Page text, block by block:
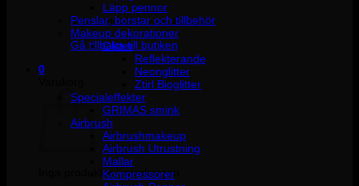
Inga produkter i varukorgen.
Gå tillbaka till butiken
0
Inga produkter i varukorgen.
Läpp pennor
Penslar, borstar och tillbehör
Makeup dekorationer
Glitter
Reflekterande
Neonglitter
Ztirl Bioglitter
Specialeffekter
GRIMAS smink
Airbrush
Airbrushmakeup
Airbrush Utrustning
Mallar
Kompressorer